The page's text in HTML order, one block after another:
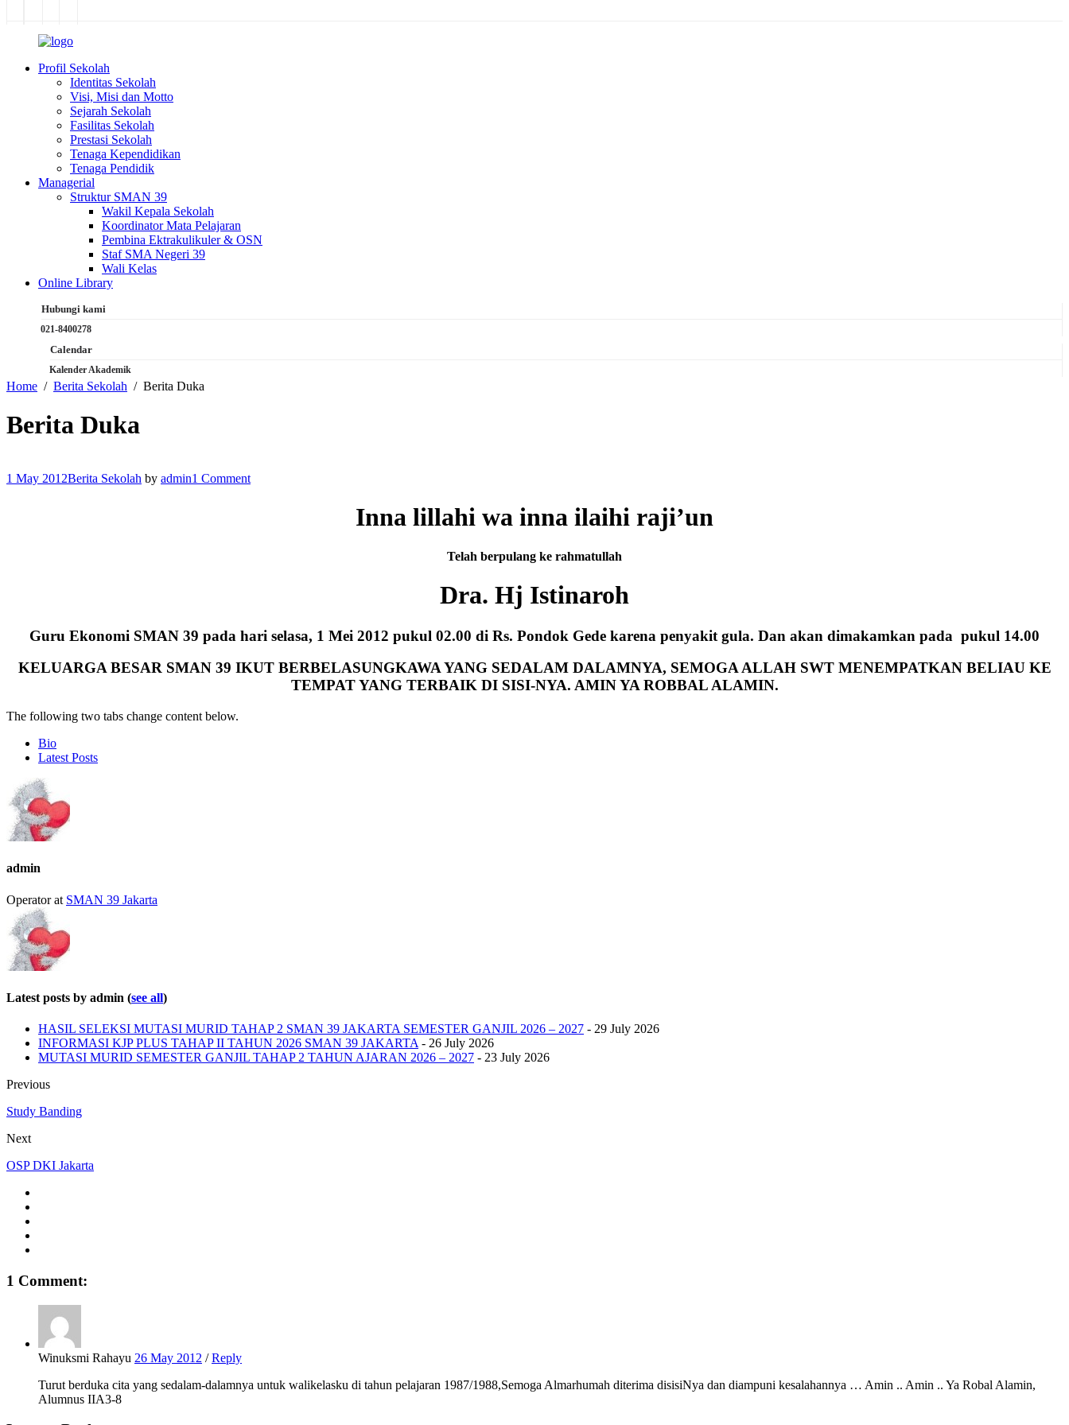
Profil Sekolah
Identitas Sekolah
Visi, Misi dan Motto
Sejarah Sekolah
Fasilitas Sekolah
Prestasi Sekolah
Tenaga Kependidikan
Tenaga Pendidik
Managerial
Struktur SMAN 39
Wakil Kepala Sekolah
Koordinator Mata Pelajaran
Pembina Ektrakulikuler & OSN
Staf SMA Negeri 39
Wali Kelas
Online Library
Hubungi kami
021-8400278
Calendar
Kalender Akademik
Home Berita Sekolah Berita Duka
Berita Duka
1 May 2012Berita Sekolah by admin1 Comment
Inna lillahi wa inna ilaihi raji’un
Telah berpulang ke rahmatullah
Dra. Hj Istinaroh
Guru Ekonomi SMAN 39 pada hari selasa, 1 Mei 2012 pukul 02.00 di Rs. Pondok Gede karena penyakit gula. Dan akan dimakamkan pada pukul 14.00
KELUARGA BESAR SMAN 39 IKUT BERBELASUNGKAWA YANG SEDALAM DALAMNYA, SEMOGA ALLAH SWT MENEMPATKAN BELIAU KE
TEMPAT YANG TERBAIK DI SISI-NYA. AMIN YA ROBBAL ALAMIN.
The following two tabs change content below.
Bio
Latest Posts
admin
Operatorat SMAN 39 Jakarta
Latest posts by admin (see all)
HASIL SELEKSI MUTASI MURID TAHAP 2 SMAN 39 JAKARTA SEMESTER GANJIL 2026 – 2027 - 29 July 2026
INFORMASI KJP PLUS TAHAP II TAHUN 2026 SMAN 39 JAKARTA - 26 July 2026
MUTASI MURID SEMESTER GANJIL TAHAP 2 TAHUN AJARAN 2026 – 2027 - 23 July 2026
Previous
Study Banding
Next
OSP DKI Jakarta
1 Comment:
Winuksmi Rahayu 26 May 2012 /Reply
Turut berduka cita yang sedalam-dalamnya untuk walikelasku di tahun pelajaran 1987/1988,Semoga Almarhumah diterima disisiNya dan diampuni kesalahannya … Amin .. Amin .. Ya Robal Alamin,
Alumnus IIA3-8